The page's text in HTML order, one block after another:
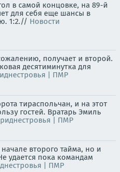
в самой концовке, на 89-й
для себя еще шансы в
1:2.// Новости
получает и второй.
десятиминутка для
| ПМР
тираспольчан, и на этот
гостей. Вратарь Эмиль
| ПМР
второго тайма, но и
удается пока командам
| ПМР